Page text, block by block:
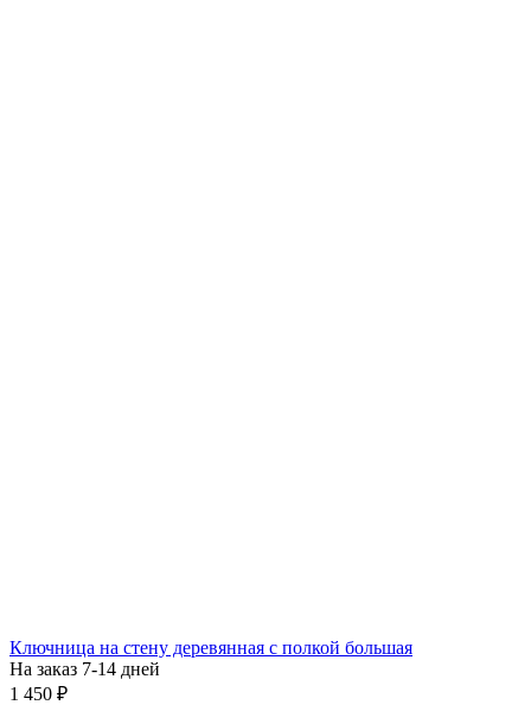
Ключница на стену деревянная с полкой большая
На заказ 7-14 дней
1 450 ₽